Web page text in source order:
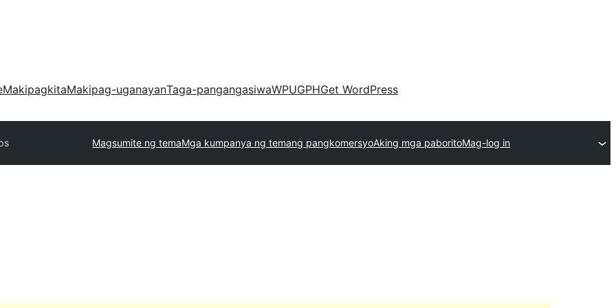
MakipagkitaMakipag-uganayanTaga-pangangasiwaWPUGPHGet WordPress
Magsumite ng temaMga kumpanya ng temang pangkomersyoAking mga paboritoMag-log in